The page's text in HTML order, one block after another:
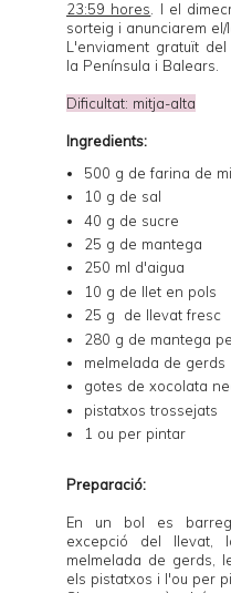
23:59 hores . I el
sorteig i anunciarem el/
L'enviament gratuït
la Península i Balears.
Dificultat: mitja-alta
Ingredients:
500 g de farina de
10 g de sal
40 g de sucre
25 g de mantega
250 ml d'aigua
10 g de llet en pols
25 g de llevat fresc
280 g de mantega
melmelada de gerds
gotes de xocolata
pistatxos trossejats
1 ou per pintar
Preparació:
En un bol es
excepció del llevat,
melmelada de gerds,
els pistatxos i l'ou per